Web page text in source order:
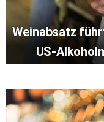
Weinabsatz
US-